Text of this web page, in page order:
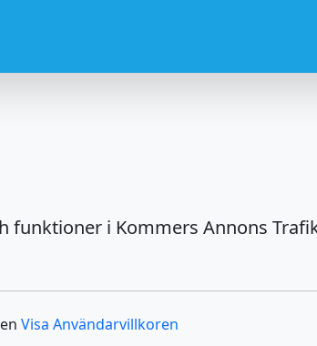
i Kommers Annons
Visa Användarvillkoren